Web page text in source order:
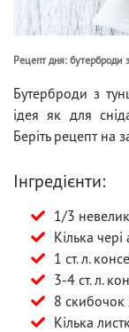
Рецепт дня: бутерброди
Бутерброди з
ідея як для
Беріть рецепт на
Інгредієнти:
1/3
Кілька
1 ст. л.
3-4 ст. л.
8 скибочок
Кілька